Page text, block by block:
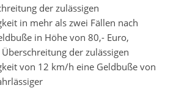
der zulässigen
in mehr als zwei Fällen nach
in Höhe von 80,- Euro,
der zulässigen
von 12 km/h eine Geldbuße von